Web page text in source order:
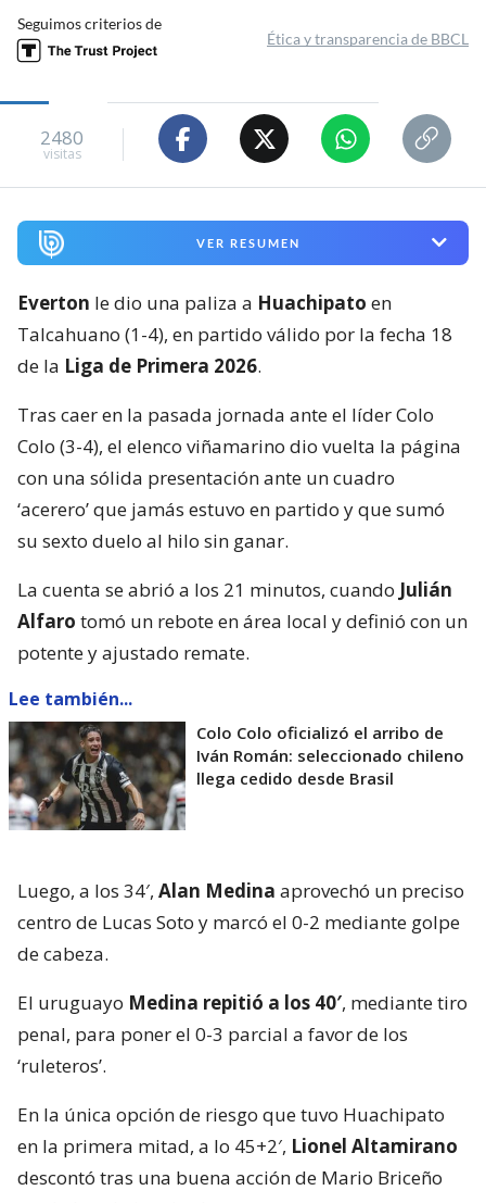
Seguimos criterios de
Ética y transparencia de BBCL
2480
visitas
VER RESUMEN
Everton le dio una paliza a Huachipato en
Talcahuano (1-4), en partido válido por la fecha 18
de la Liga de Primera 2026.
Tras caer en la pasada jornada ante el líder Colo
Colo (3-4), el elenco viñamarino dio vuelta la página
con una sólida presentación ante un cuadro
‘acerero’ que jamás estuvo en partido y que sumó
su sexto duelo al hilo sin ganar.
La cuenta se abrió a los 21 minutos, cuando Julián
Alfaro tomó un rebote en área local y definió con un
potente y ajustado remate.
Lee también...
Colo Colo oficializó el arribo de
Iván Román: seleccionado chileno
llega cedido desde Brasil
Luego, a los 34′, Alan Medina aprovechó un preciso
centro de Lucas Soto y marcó el 0-2 mediante golpe
de cabeza.
El uruguayo Medina repitió a los 40′, mediante tiro
penal, para poner el 0-3 parcial a favor de los
‘ruleteros’.
En la única opción de riesgo que tuvo Huachipato
en la primera mitad, a lo 45+2′, Lionel Altamirano
descontó tras una buena acción de Mario Briceño